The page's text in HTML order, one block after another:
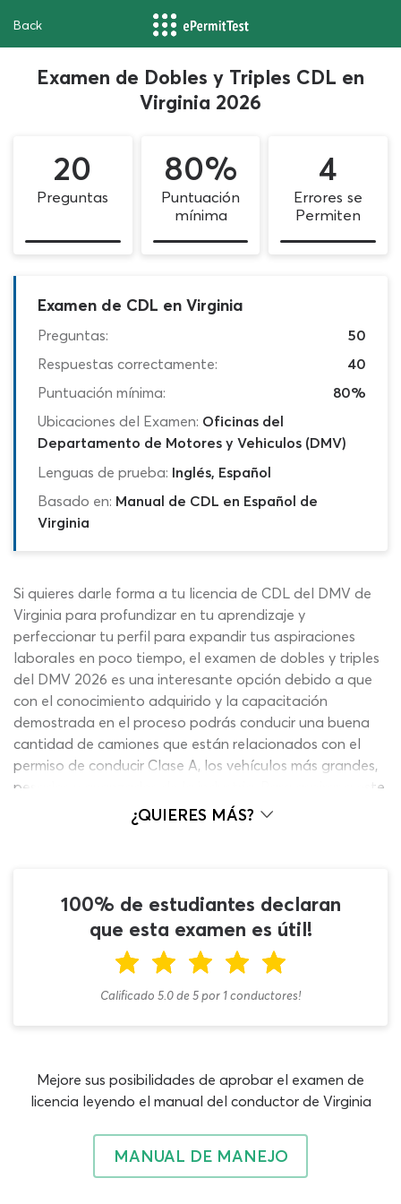
Back
Examen de Dobles y Triples CDL en
Virginia 2026
20
Preguntas
80%
Puntuación
mínima
4
Errores se
Permiten
100% de estudiantes declaran
que esta examen es útil!
Calificado 5.0de5 por 1conductores!
Examen de CDL en Virginia
Preguntas:
50
Respuestas correctamente:
40
Puntuación mínima:
80%
Ubicaciones del Examen: Oficinas del
Departamento de Motores y Vehiculos (DMV)
Lenguas de prueba: Inglés, Español
Basado en: Manual de CDL en Español de
Virginia
Mejore sus posibilidades de aprobar el examen de
licencia leyendo el manual del conductor de Virginia
MANUAL DE MANEJO
Si quieres darle forma a tu licencia de CDL del DMV de
Virginia para profundizar en tu aprendizaje y
perfeccionar tu perfil para expandir tus aspiraciones
laborales en poco tiempo, el examen de dobles y triples
del DMV 2026 es una interesante opción debido a que
con el conocimiento adquirido y la capacitación
demostrada en el proceso podrás conducir una buena
cantidad de camiones que están relacionados con el
permiso de conducir Clase A, los vehículos más grandes,
pesados y avanzados de la industria. Para aspirar a este
endorsement primero necesitas haber superado el
examen general de conocimientos y también el examen
ampliarás con este test de dobles y triples CDL de VA
2026. Practica al máximo con este cuestionario en línea
totalmente GRATIS y diagnostica tu nivel en minutos
para saber qué tan lejos o qué tan cerca estás del
en español del DMV es corto pero exigente y tendrás
que plasmar un buen periodo de capacitación si quieres
superar ese reducido margen de error para alcanzar la
meta. Al igual que con el examen de combinaciones
Clase A y otros materiales de práctica de nuestra web,
¿QUIERES MÁS?